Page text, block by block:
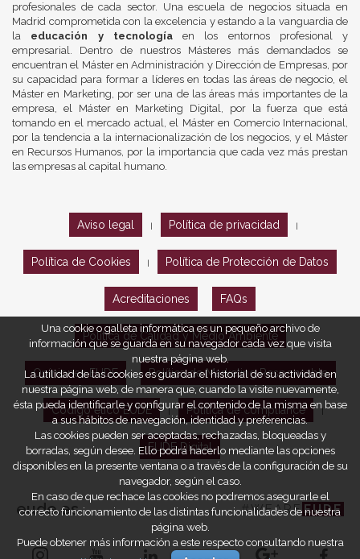
profesionales de cada sector. Una escuela de negocios situada en
Madrid comprometida con la excelencia y estando a la vanguardia de
la educación y tecnologíaen los entornos profesional y
empresarial. Dentro de nuestros Másteres más demandados se
encuentran el Máster en Administración y Dirección de Empresas, por
su capacidad para formar a líderes en todas las áreas de negocio, el
Máster en Marketing, por ser una de las áreas más importantes de la
empresa, el Máster en Marketing Digital, por la fuerza que está
tomando en el mercado actual, el Máster en Comercio Internacional,
por la tendencia a la internacionalización de los negocios, y el Máster
en Recursos Humanos, por la importancia que cada vez más prestan
las empresas al capital humano.
Aviso legal Política de privacidad
Política de Cookies Política de Protección de Datos
Acreditaciones FAQs
Política de Calidad y Medio Ambiente
Opiniones EUDE Política de Marketing Responsable
Código ético EUDE Política de compliance
EUDE Digital
eude.es #WEAREEUDE
Una cookie o galleta informática es un pequeño archivo de
información que se guarda en su navegador cada vez que visita
nuestra página web.
La utilidad de las cookies es guardar el historial de su actividad en
nuestra página web, de manera que, cuando la visite nuevamente,
ésta pueda identificarle y configurar el contenido de la misma en base
a sus hábitos de navegación, identidad y preferencias.
Las cookies pueden ser aceptadas, rechazadas, bloqueadas y
borradas, según desee. Ello podrá hacerlo mediante las opciones
disponibles en la presente ventana o a través de la configuración de su
navegador, según el caso.
En caso de que rechace las cookies no podremos asegurarle el
correcto funcionamiento de las distintas funcionalidades de nuestra
página web.
Puede obtener más información a este respecto consultando nuestra